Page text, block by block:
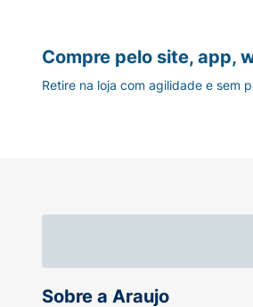
Sobre a Araujo
Compre pelo site, app,
Retire na loja com agilidade e sem